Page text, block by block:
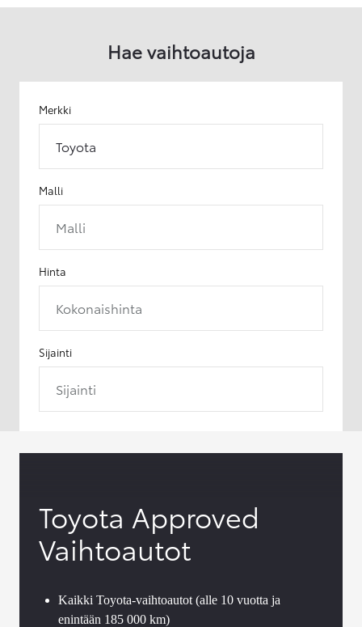
Hae vaihtoautoja
Merkki
Toyota
Malli
Malli
Hinta
Kokonaishinta
Sijainti
Sijainti
Toyota Approved
Vaihtoautot
Kaikki Toyota-vaihtoautot (alle 10 vuotta ja
enintään 185 000 km)